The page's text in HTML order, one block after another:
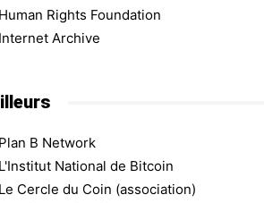
Human Rights Foundation
Internet Archive
Plan B Network
L'Institut National de Bitcoin
Le Cercle du Coin (association)